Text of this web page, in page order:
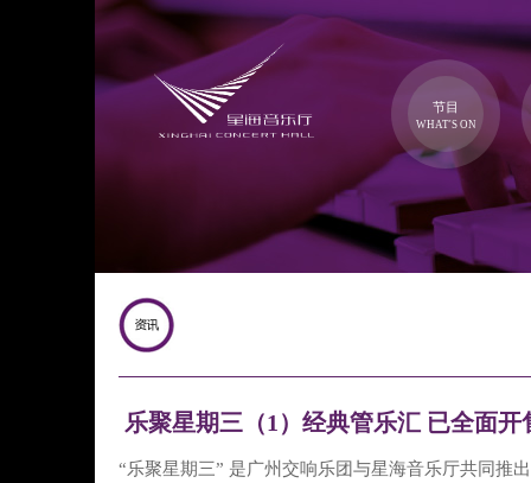
节目
WHAT'S ON
乐聚星期三（1）经典管乐汇 已全面开
“乐聚星期三” 是广州交响乐团与星海音乐厅共同推